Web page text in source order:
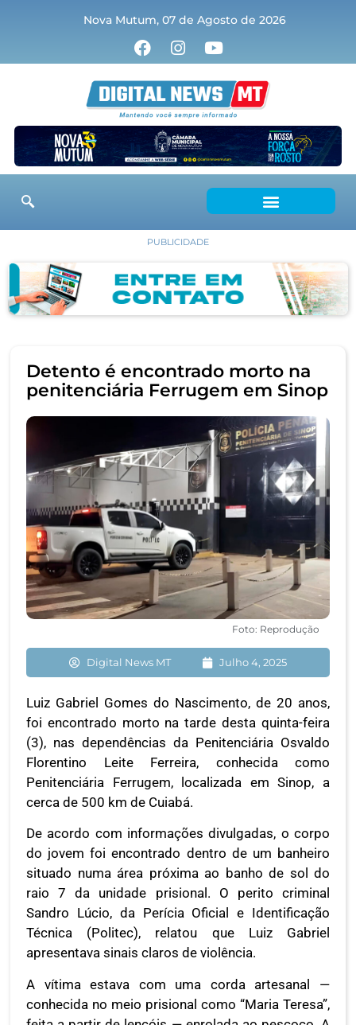
Nova Mutum, 07 de Agosto de 2026
PUBLICIDADE
Detento é encontrado morto na
penitenciária Ferrugem em Sinop
Foto: Reprodução
Digital News MT Julho 4, 2025
Luiz Gabriel Gomes do Nascimento, de 20 anos,
foi encontrado morto na tarde desta quinta-feira
(3), nas dependências da Penitenciária Osvaldo
Florentino Leite Ferreira, conhecida como
Penitenciária Ferrugem, localizada em Sinop, a
cerca de 500 km de Cuiabá.
De acordo com informações divulgadas, o corpo
do jovem foi encontrado dentro de um banheiro
situado numa área próxima ao banho de sol do
raio 7 da unidade prisional. O perito criminal
Sandro Lúcio, da Perícia Oficial e Identificação
Técnica (Politec), relatou que Luiz Gabriel
apresentava sinais claros de violência.
A vítima estava com uma corda artesanal —
conhecida no meio prisional como “Maria Teresa”,